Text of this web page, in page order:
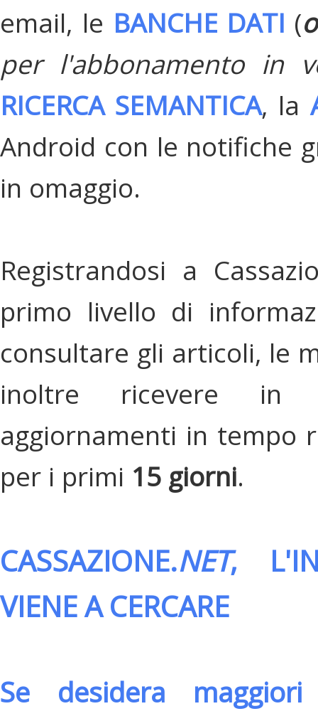
email, le BANCHE DATI (
per l'abbonamento in
RICERCA SEMANTICA, la
Android con le notifiche
in omaggio.
Registrandosi a
primo livello di
consultare gli articoli, le
inoltre ricevere in
aggiornamenti in tempo
per i primi 15 giorni.
CASSAZIONE.NET,
VIENE A CERCARE
Se desidera